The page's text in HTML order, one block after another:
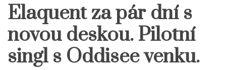
Elaquent za pár dní s
novou deskou. Pilotní
singl s Oddisee venku.